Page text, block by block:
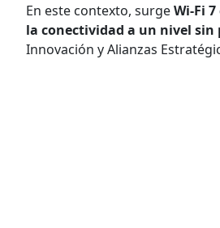
En este contexto, surgeWi-Fi
la conectividad a un nivel sin
Innovación y Alianzas